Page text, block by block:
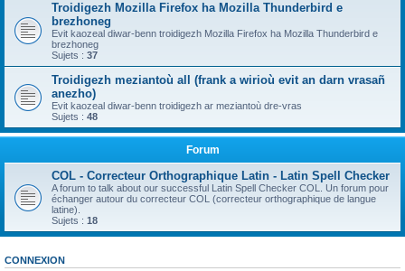
Troidigezh Mozilla Firefox ha Mozilla Thunderbird e
brezhoneg
Evit kaozeal diwar-benn troidigezh Mozilla Firefox ha Mozilla Thunderbird e
brezhoneg
Sujets : 37
Troidigezh meziantoù all (frank a wirioù evit an darn vrasañ
anezho)
Evit kaozeal diwar-benn troidigezh ar meziantoù dre-vras
Sujets : 48
Forum
COL - Correcteur Orthographique Latin - Latin Spell Checker
A forum to talk about our successful Latin Spell Checker COL. Un forum pour
échanger autour du correcteur COL (correcteur orthographique de langue
latine).
Sujets : 18
CONNEXION